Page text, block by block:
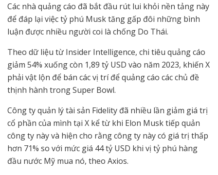
Các nhà quảng cáo đã bắt đầu rút lui khỏi nền tảng này
để đáp lại việc tỷ phú Musk tăng gấp đôi những bình
luận được nhiều người coi là chống Do Thái.
Theo dữ liệu từ Insider Intelligence, chi tiêu quảng cáo
giảm 54% xuống còn 1,89 tỷ USD vào năm 2023, khiến X
phải vật lộn để bán các vị trí để quảng cáo các chủ đề
thịnh hành trong Super Bowl.
Công ty quản lý tài sản Fidelity đã nhiều lần giảm giá trị
cổ phần của mình tại X kể từ khi Elon Musk tiếp quản
công ty này và hiện cho rằng công ty này có giá trị thấp
hơn 71% so với mức giá 44 tỷ USD khi vị tỷ phú hàng
đầu nước Mỹ mua nó, theo Axios.